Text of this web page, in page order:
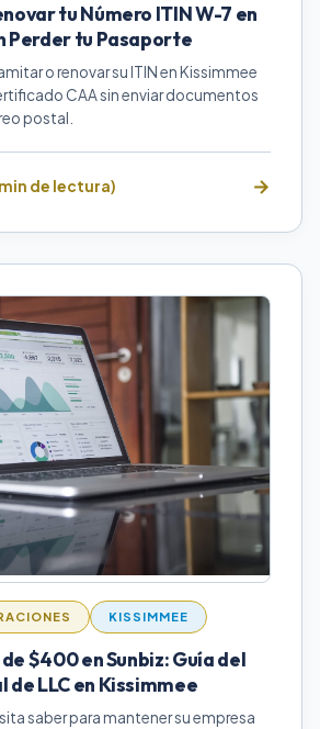
tu Número ITIN W-7 en
Perder tu Pasaporte
o renovar su ITIN en Kissimmee
CAA sin enviar documentos
postal.
de lectura)
KISSIMMEE
$400 en Sunbiz: Guía del
de LLC en Kissimmee
saber para mantener su empresa